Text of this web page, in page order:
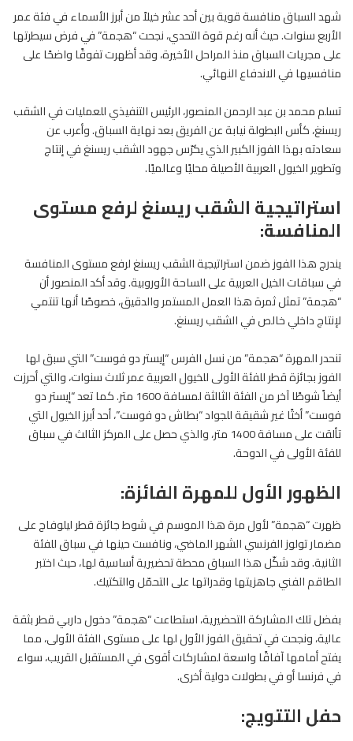
شهد السباق منافسة قوية بين أحد عشر خيلاً من أبرز الأسماء في فئة عمر
الأربع سنوات. حيث أنه رغم قوة التحدي، نجحت “هجمة” في فرض سيطرتها
على مجريات السباق منذ المراحل الأخيرة، وقد أظهرت تفوقًا واضحًا على
منافسيها في الاندفاع النهائي.
تسلم محمد بن عبد الرحمن المنصور، الرئيس التنفيذي للعمليات في الشقب
ريسنغ، كأس البطولة نيابة عن الفريق بعد نهاية السباق. وأعرب عن
سعادته بهذا الفوز الكبير الذي يكرّس جهود الشقب ريسنغ في إنتاج
وتطويرالخيولالعربية الأصيلة محليًا وعالميًا.
استراتيجية الشقب ريسنغ لرفع مستوى
المنافسة:
يندرج هذا الفوز ضمن استراتيجية الشقب ريسنغ لرفع مستوى المنافسة
في سباقات الخيل العربية على الساحة الأوروبية. وقد أكد المنصور أن
“هجمة” تمثل ثمرة هذا العمل المستمر والدقيق، خصوصًا أنها تنتمي
لإنتاج داخلي خالص في الشقب ريسنغ.
تنحدر المهرة “هجمة” من نسل الفرس “إيستر دو فوست” التي سبق لها
الفوز بجائزة قطر للفئة الأولى للخيول العربية عمر ثلاث سنوات، والتي أحرزت
أيضاً شوطًا آخر من الفئة الثالثة لمسافة 1600 متر. كما تعد “إيستر دو
فوست” أختًا غير شقيقة للجواد “بطاش دو فوست”، أحد أبرز الخيول التي
تألقت على مسافة 1400 متر، والذي حصل على المركز الثالث في سباق
للفئة الأولى في الدوحة.
الظهور الأول للمهرة الفائزة:
ظهرت “هجمة” لأول مرة هذا الموسم في شوط جائزة قطر ليلوفاج على
مضمار تولوز الفرنسي الشهر الماضي، ونافست حينها في سباق للفئة
الثانية. وقد شكّل هذا السباق محطة تحضيرية أساسية لها، حيث اختبر
الطاقم الفني جاهزيتها وقدراتها على التحمّل والتكتيك.
بفضل تلك المشاركة التحضيرية، استطاعت “هجمة” دخول داربي قطر بثقة
عالية، ونجحت في تحقيق الفوز الأول لها على مستوى الفئة الأولى، مما
يفتح أمامها آفاقًا واسعة لمشاركات أقوى في المستقبل القريب، سواء
في فرنسا أو في بطولات دولية أخرى.
حفل التتويج: